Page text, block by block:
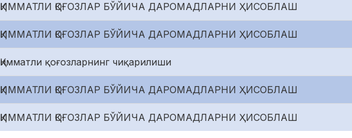
ҚИММАТЛИ ҚОҒОЗЛАР БЎЙИЧА ДАРОМАДЛАРНИ ҲИСОБЛАШ
ҚИММАТЛИ ҚОҒОЗЛАР БЎЙИЧА ДАРОМАДЛАРНИ ҲИСОБЛАШ
Қимматли қоғозларнинг чиқарилиши
ҚИММАТЛИ ҚОҒОЗЛАР БЎЙИЧА ДАРОМАДЛАРНИ ҲИСОБЛАШ
ҚИММАТЛИ ҚОҒОЗЛАР БЎЙИЧА ДАРОМАДЛАРНИ ҲИСОБЛАШ